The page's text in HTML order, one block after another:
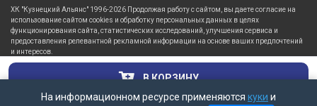
В КОРЗИНУ
На информационном ресурсе применяются куки и
ХК "Кузнецкий Альянс" 1996-2026 Продолжая работу с сайтом, вы даете согласие на
использование сайтом cookies и обработку персональных данных в целях
функционирования сайта, статистических исследований, улучшения сервиса и
предоставления релевантной рекламной информации на основе ваших предпочтений
и интересов.